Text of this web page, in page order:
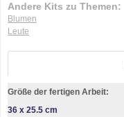
Andere Kits zu Themen:
Blumen
Leute
Größe der fertigen Arbeit:
36 x 25.5 cm